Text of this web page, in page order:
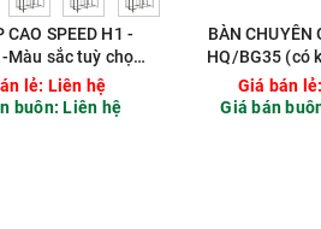
CHIỀU SÂU TĂNG 5CM
CỘNG 30.000Đ
CAO SPEED H1 -
-Màu sắc tuỳ chọn
gồm vỏ cây)
lẻ: Liên hệ
buôn:Liên hệ
BÀN CHUYÊN
HQ/BG35 (có
phía sau
Giá bán lẻ:
Giá bán